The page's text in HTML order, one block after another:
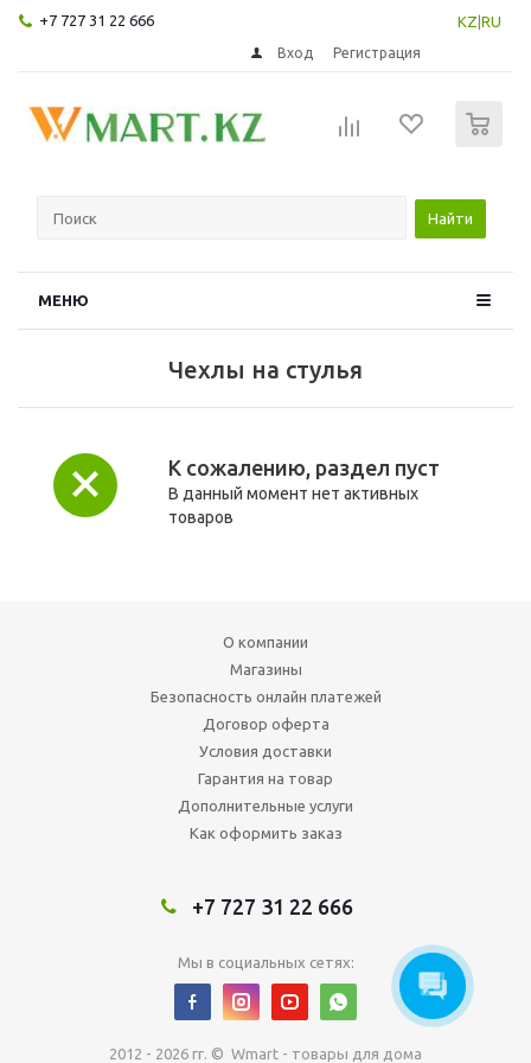
+7 727 31 22 666 KZ RU
Вход Регистрация
Найти
МЕНЮ
Чехлы на стулья
К сожалению, раздел пуст
В данный момент нет активных
товаров
О компании
Магазины
Безопасность онлайн платежей
Договор оферта
Условия доставки
Гарантия на товар
Дополнительные услуги
Как оформить заказ
+7 727 31 22 666
Мы в социальных сетях:
2012 - 2026 гг. © Wmart - товары для дома